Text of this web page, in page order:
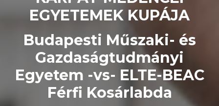
EGYETEMEK KUPÁJA
Budapesti Műszaki- és
Gazdaságtudmányi
Egyetem -vs- ELTE-BEAC
Férfi Kosárlabda